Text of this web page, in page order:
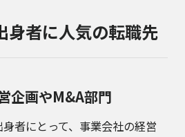
身者に人気の転職先
企画やM&A部門
者にとって、事業会社の経営